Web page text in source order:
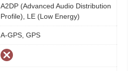
A2DP (Advanced Audio Distribution
Profile), LE (Low Energy)
A-GPS, GPS